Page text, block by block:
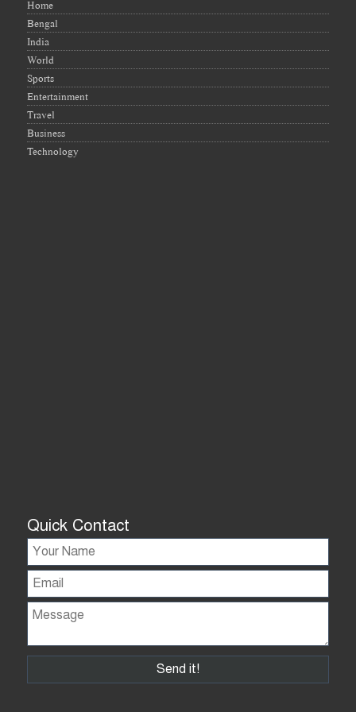
Home
Bengal
India
World
Sports
Entertainment
Travel
Business
Technology
Quick Contact